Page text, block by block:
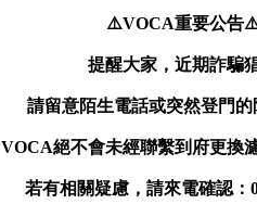
⚠️VOCA重要公告
提醒大家，近期詐騙
請留意陌生電話或突然登門
VOCA絕不會未經聯繫到府更換
若有相關疑慮，請來電確認：